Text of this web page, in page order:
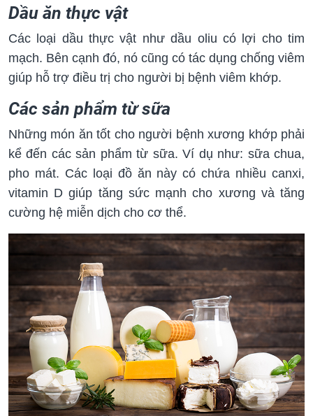
Dầu ăn thực vật
Các loại dầu thực vật như dầu oliu có lợi cho tim
mạch. Bên cạnh đó, nó cũng có tác dụng chống viêm
giúp hỗ trợ điều trị cho người bị bệnh viêm khớp.
Các sản phẩm từ sữa
Những món ăn tốt cho người bệnh xương khớp phải
kể đến các sản phẩm từ sữa. Ví dụ như: sữa chua,
pho mát. Các loại đồ ăn này có chứa nhiều canxi,
vitamin D giúp tăng sức mạnh cho xương và tăng
cường hệ miễn dịch cho cơ thể.